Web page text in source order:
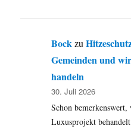
Bock zu
Gemeinden und
handeln
30. Juli 2026
Schon
Luxusprojekt